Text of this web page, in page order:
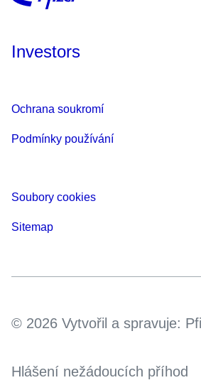
Investors
Ochrana soukromí
Podmínky používání
Soubory cookies
Sitemap
© 2026 Vytvořil a spravuje:
Hlášení nežádoucích příhod